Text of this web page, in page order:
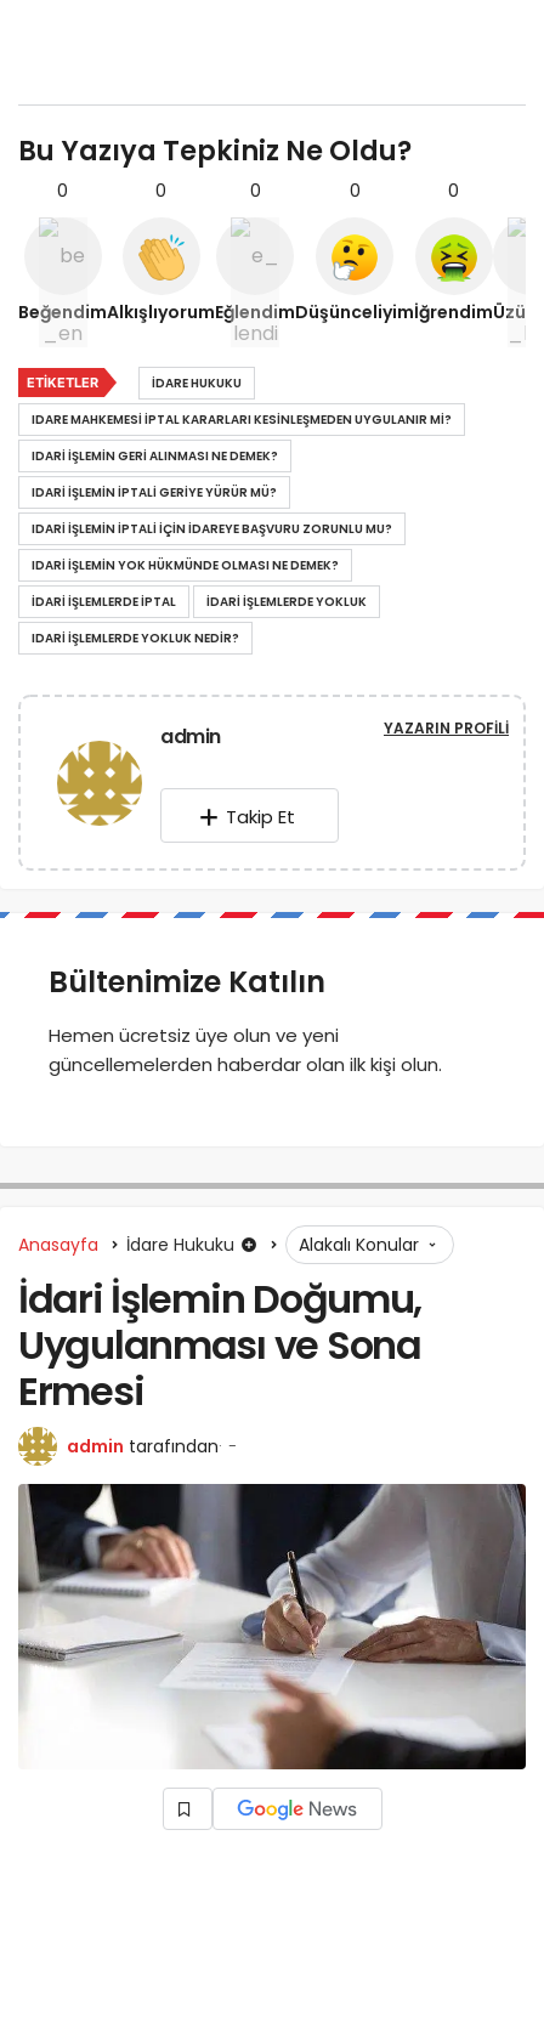
Bu Yazıya Tepkiniz Ne Oldu?
0
Beğendim
0
Alkışlıyorum
0
Eğlendim
0
Düşünceliyim
0
İğrendim
ETIKETLER
IDARE HUKUKU
IDARE MAHKEMESI IPTAL KARARLARI KESINLEŞMEDEN UYGULANIR MI?
IDARI IŞLEMIN GERI ALINMASI NE DEMEK?
IDARI IŞLEMIN IPTALI GERIYE YÜRÜR MÜ?
IDARI IŞLEMIN IPTALI IÇIN IDAREYE BAŞVURU ZORUNLU MU?
IDARI IŞLEMIN YOK HÜKMÜNDE OLMASI NE DEMEK?
IDARI IŞLEMLERDE IPTAL
IDARI IŞLEMLERDE YOKLUK
IDARI IŞLEMLERDE YOKLUK NEDIR?
admin YAZARIN PROFILI
Takip Et
Bültenimize Katılın
Hemen ücretsiz üye olun ve yeni
güncellemelerden haberdar olan ilk kişi olun.
Anasayfa İdare Hukuku Alakalı Konular
İdari İşlemin Doğumu,
Uygulanması ve Sona
Ermesi
admin tarafından -